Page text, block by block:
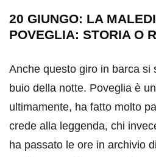
20 GIUNGO: LA
POVEGLIA: STORIA O
Anche questo giro in barca si
buio della notte. Poveglia è
ultimamente, ha fatto molto
crede alla leggenda, chi
ha passato le ore in archivio